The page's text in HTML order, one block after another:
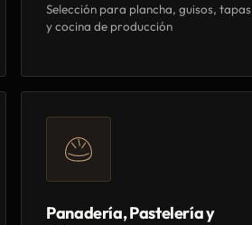
Selección para plancha, guisos, tapas
y cocina de producción
Panadería, Pastelería y